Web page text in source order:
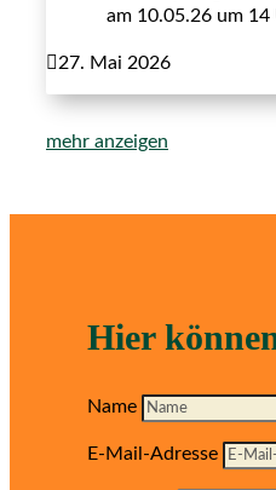
am 10.05.26 um 14
27. Mai 2026
mehr anzeigen
Hier
Name
E-Mail-Adresse